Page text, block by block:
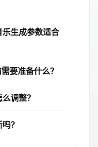
生成参数适合
要准备什么？
调整？
？